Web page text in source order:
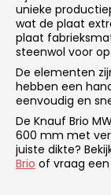
unieke
wat de plaat
plaat
steenwol voor
De elementen
hebben een
eenvoudig en
De Knauf Brio
600 mm met
juiste dikte?
Brio of vraag een